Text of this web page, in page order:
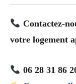
Contactez-
votre logement
06 28 31 86